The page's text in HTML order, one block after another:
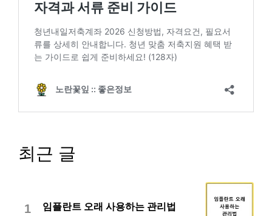
최근 글
1 임플란트 오래 사용하는 관리법